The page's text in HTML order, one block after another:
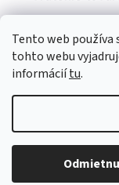
Tento web používa
tohto webu
informáciítu.